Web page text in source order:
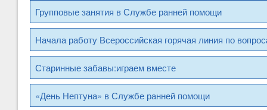
Групповые занятия в Службе ранней помощи
Начала работу Всероссийская горячая линия по
Старинные забавы:играем вместе
«День Нептуна» в Службе ранней помощи